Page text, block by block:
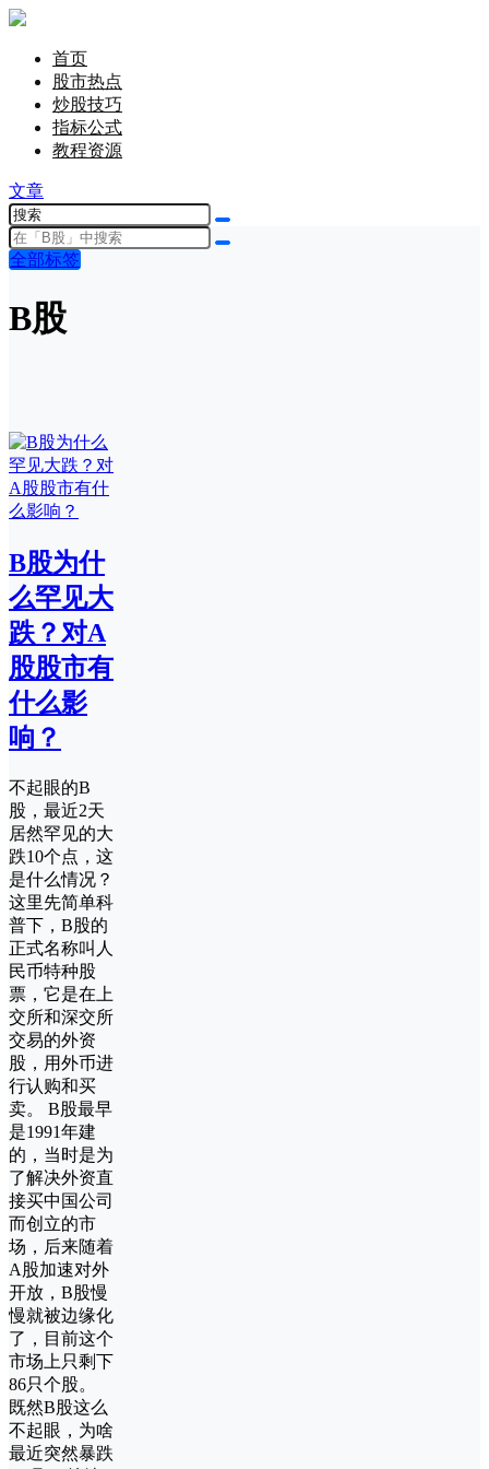
首页
股市热点
炒股技巧
指标公式
教程资源
文章
全部标签
B股
B股为什
么罕见大
跌？对A
股股市有
什么影
响？
不起眼的B
股，最近2天
居然罕见的大
跌10个点，这
是什么情况？
这里先简单科
普下，B股的
正式名称叫人
民币特种股
票，它是在上
交所和深交所
交易的外资
股，用外币进
行认购和买
卖。 B股最早
是1991年建
的，当时是为
了解决外资直
接买中国公司
而创立的市
场，后来随着
A股加速对外
开放，B股慢
慢就被边缘化
了，目前这个
市场上只剩下
86只个股。
既然B股这么
不起眼，为啥
最近突然暴跌